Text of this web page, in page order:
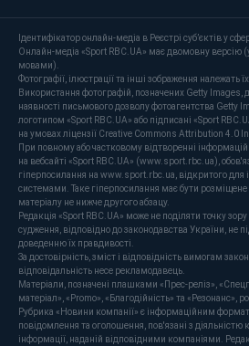
Ідентифікатор онлайн-медіа в Реєстрі суб’єктів у
Онлайн-медіа «Sport RBC.UA» має двомовну версію
мовами).
Фотографії, ілюстрації та інші зображення належать
Використання фотографій, позначених Getty Images,
наявності письмового дозволу фотоагентства Getty
логотипом «Sport RBC.UA» або підписані «Sport
на умовах ліцензії Creative Commons Attribution 4.0
При повному або частковому відтворенні
на вебсайті «Sport RBC.UA» (www.sport.rbc.ua),
гіперпосилання на www.sport.rbc.ua, відкритого для
системами. Таке гіперпосилання має бути розміщене
матеріалу не нижче другого абзацу.
Редакція «Sport RBC.UA» може не поділяти точку зору
судження, відповідно до законодавства України, не
доведенню їх правдивості.
За достовірність, зміст і відповідність вимогам
відповідальність несе рекламодавець.
Матеріали, позначені плашками «Прес-реліз»,
матеріал», «Promo», «Благодійність» та «Резонанс»,
Рубрика «Новини компанії» є інформаційним
повідомлення та оголошення, пов'язані з діяльністю
інформації, наданій відповідними компаніями.